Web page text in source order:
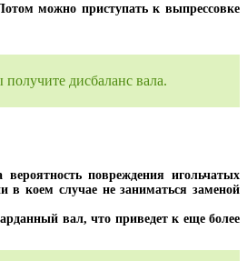
можно приступать к выпрессовке
дисбаланс вала.
повреждения игольчатых
коем случае не заниматься заменой
вал, что приведет к еще более